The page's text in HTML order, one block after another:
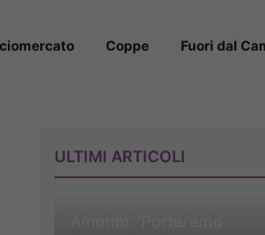
Coppe Fuori dal
ULTIMI ARTICOLI